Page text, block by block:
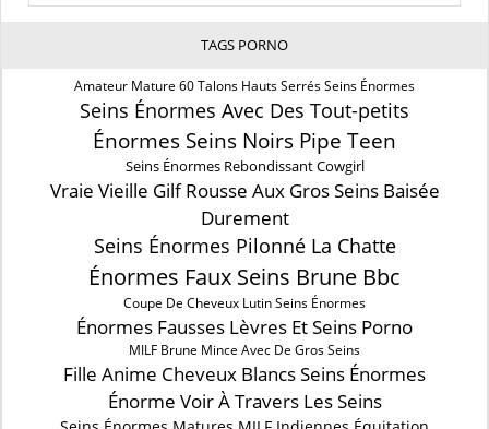
TAGS PORNO
Amateur Mature 60 Talons Hauts Serrés Seins Énormes
Seins Énormes Avec Des Tout-petits
Énormes Seins Noirs Pipe Teen
Seins Énormes Rebondissant Cowgirl
Vraie Vieille Gilf Rousse Aux Gros Seins Baisée
Durement
Seins Énormes Pilonné La Chatte
Énormes Faux Seins Brune Bbc
Coupe De Cheveux Lutin Seins Énormes
Énormes Fausses Lèvres Et Seins Porno
MILF Brune Mince Avec De Gros Seins
Fille Anime Cheveux Blancs Seins Énormes
Énorme Voir À Travers Les Seins